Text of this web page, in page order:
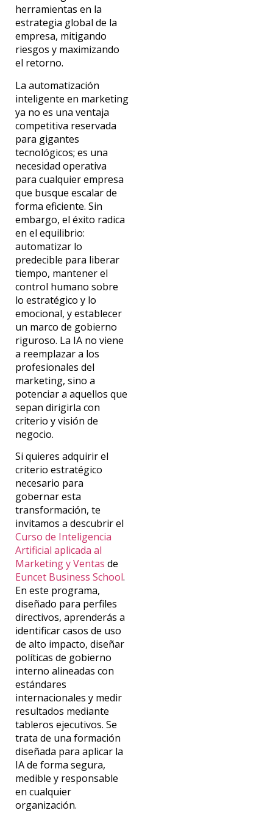
herramientas en la
estrategia global de la
empresa, mitigando
riesgos y maximizando
el retorno.
La automatización
inteligente en marketing
ya no es una ventaja
competitiva reservada
para gigantes
tecnológicos; es una
necesidad operativa
para cualquier empresa
que busque escalar de
forma eficiente. Sin
embargo, el éxito radica
en el equilibrio:
automatizar lo
predecible para liberar
tiempo, mantener el
control humano sobre
lo estratégico y lo
emocional, y establecer
un marco de gobierno
riguroso. La IA no viene
a reemplazar a los
profesionales del
marketing, sino a
potenciar a aquellos que
sepan dirigirla con
criterio y visión de
negocio.
Si quieres adquirir el
criterio estratégico
necesario para
gobernar esta
transformación, te
invitamos a descubrir el
Curso de Inteligencia
Artificial aplicada al
Marketing y Ventas de
Euncet Business School.
En este programa,
diseñado para perfiles
directivos, aprenderás a
identificar casos de uso
de alto impacto, diseñar
políticas de gobierno
interno alineadas con
estándares
internacionales y medir
resultados mediante
tableros ejecutivos. Se
trata de una formación
diseñada para aplicar la
IA de forma segura,
medible y responsable
en cualquier
organización.